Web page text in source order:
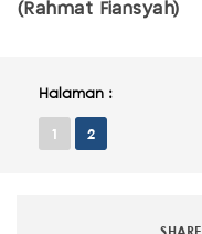
(Rahmat Fiansyah)
Halaman :
1 2